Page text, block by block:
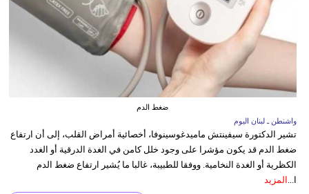
ضغط الدم
واشنطن ـ لبنان اليوم
تشير الدكتورة سيفينتش ماميدغوسينوفا، أخصائية أمراض القلب، إلى أن ارتفاع
ضغط الدم قد يكون مؤشرا على وجود خلل كامن في الغدة الدرقية أو الغدد
الكظرية أو الغدة النخامية. ووفقا للطبيبة، غالبا ما يُشير ارتفاع ضغط الدم
ا... المزيد